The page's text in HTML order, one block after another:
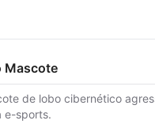
Mascote